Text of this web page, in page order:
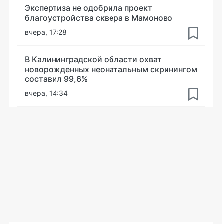
Экспертиза не одобрила проект
благоустройства сквера в Мамоново
вчера, 17:28
В Калининградской области охват
новорожденных неонатальным скринингом
составил 99,6%
вчера, 14:34